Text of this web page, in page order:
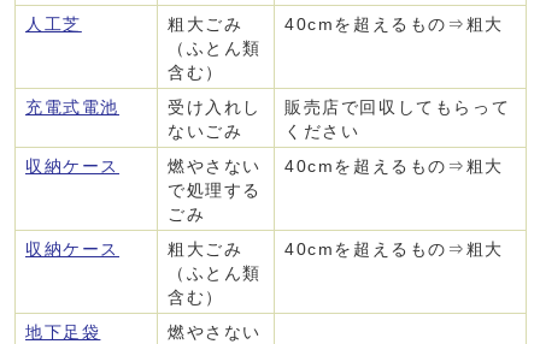
人工芝
粗大ごみ
（ふとん類
含む）
40cmを超えるもの⇒粗大
充電式電池
受け入れし
ないごみ
販売店で回収してもらって
ください
収納ケース
燃やさない
で処理する
ごみ
40cmを超えるもの⇒粗大
収納ケース
粗大ごみ
（ふとん類
含む）
40cmを超えるもの⇒粗大
地下足袋
燃やさない